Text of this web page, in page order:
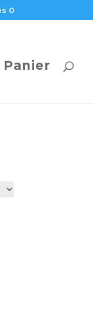
0
Panier